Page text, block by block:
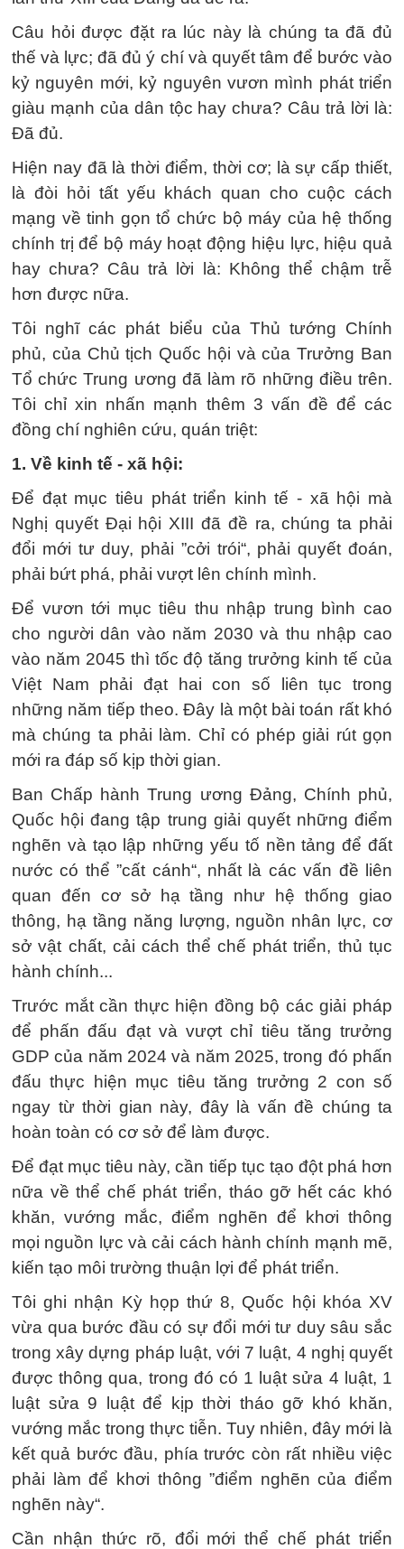
Câu hỏi được đặt ra lúc này là chúng ta đã đủ
thế và lực; đã đủ ý chí và quyết tâm để bước vào
kỷ nguyên mới, kỷ nguyên vươn mình phát triển
giàu mạnh của dân tộc hay chưa? Câu trả lời là:
Đã đủ.
Hiện nay đã là thời điểm, thời cơ; là sự cấp thiết,
là đòi hỏi tất yếu khách quan cho cuộc cách
mạng về tinh gọn tổ chức bộ máy của hệ thống
chính trị để bộ máy hoạt động hiệu lực, hiệu quả
hay chưa? Câu trả lời là: Không thể chậm trễ
hơn được nữa.
Tôi nghĩ các phát biểu của Thủ tướng Chính
phủ, của Chủ tịch Quốc hội và của Trưởng Ban
Tổ chức Trung ương đã làm rõ những điều trên.
Tôi chỉ xin nhấn mạnh thêm 3 vấn đề để các
đồng chí nghiên cứu, quán triệt:
1. Về kinh tế - xã hội:
Để đạt mục tiêu phát triển kinh tế - xã hội mà
Nghị quyết Đại hội XIII đã đề ra, chúng ta phải
đổi mới tư duy, phải ”cởi trói“, phải quyết đoán,
phải bứt phá, phải vượt lên chính mình.
Để vươn tới mục tiêu thu nhập trung bình cao
cho người dân vào năm 2030 và thu nhập cao
vào năm 2045 thì tốc độ tăng trưởng kinh tế của
Việt Nam phải đạt hai con số liên tục trong
những năm tiếp theo. Đây là một bài toán rất khó
mà chúng ta phải làm. Chỉ có phép giải rút gọn
mới ra đáp số kịp thời gian.
Ban Chấp hành Trung ương Đảng, Chính phủ,
Quốc hội đang tập trung giải quyết những điểm
nghẽn và tạo lập những yếu tố nền tảng để đất
nước có thể ”cất cánh“, nhất là các vấn đề liên
quan đến cơ sở hạ tầng như hệ thống giao
thông, hạ tầng năng lượng, nguồn nhân lực, cơ
sở vật chất, cải cách thể chế phát triển, thủ tục
hành chính...
Trước mắt cần thực hiện đồng bộ các giải pháp
để phấn đấu đạt và vượt chỉ tiêu tăng trưởng
GDP của năm 2024 và năm 2025, trong đó phấn
đấu thực hiện mục tiêu tăng trưởng 2 con số
ngay từ thời gian này, đây là vấn đề chúng ta
hoàn toàn có cơ sở để làm được.
Để đạt mục tiêu này, cần tiếp tục tạo đột phá hơn
nữa về thể chế phát triển, tháo gỡ hết các khó
khăn, vướng mắc, điểm nghẽn để khơi thông
mọi nguồn lực và cải cách hành chính mạnh mẽ,
kiến tạo môi trường thuận lợi để phát triển.
Tôi ghi nhận Kỳ họp thứ 8, Quốc hội khóa XV
vừa qua bước đầu có sự đổi mới tư duy sâu sắc
trong xây dựng pháp luật, với 7 luật, 4 nghị quyết
được thông qua, trong đó có 1 luật sửa 4 luật, 1
luật sửa 9 luật để kịp thời tháo gỡ khó khăn,
vướng mắc trong thực tiễn. Tuy nhiên, đây mới là
kết quả bước đầu, phía trước còn rất nhiều việc
phải làm để khơi thông ”điểm nghẽn của điểm
nghẽn này“.
Cần nhận thức rõ, đổi mới thể chế phát triển